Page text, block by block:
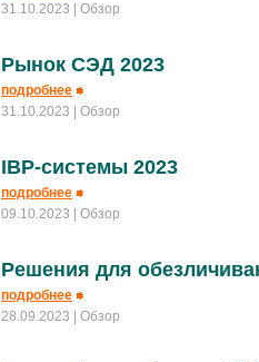
31.10.2023
| Обзор
Рынок СЭД 2023
подробнее
31.10.2023
| Обзор
IBP-системы 2023
подробнее
09.10.2023
| Обзор
Решения для
подробнее
28.09.2023
| Обзор